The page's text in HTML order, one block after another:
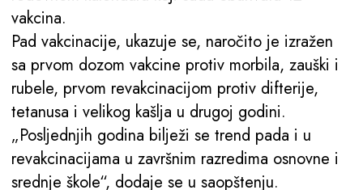
vakcina.
Pad vakcinacije, ukazuje se, naročito je izražen
sa prvom dozom vakcine protiv morbila, zauški i
rubele, prvom revakcinacijom protiv difterije,
tetanusa i velikog kašlja u drugoj godini.
„Posljednjih godina bilježi se trend pada i u
revakcinacijama u završnim razredima osnovne i
srednje škole“, dodaje se u saopštenju.